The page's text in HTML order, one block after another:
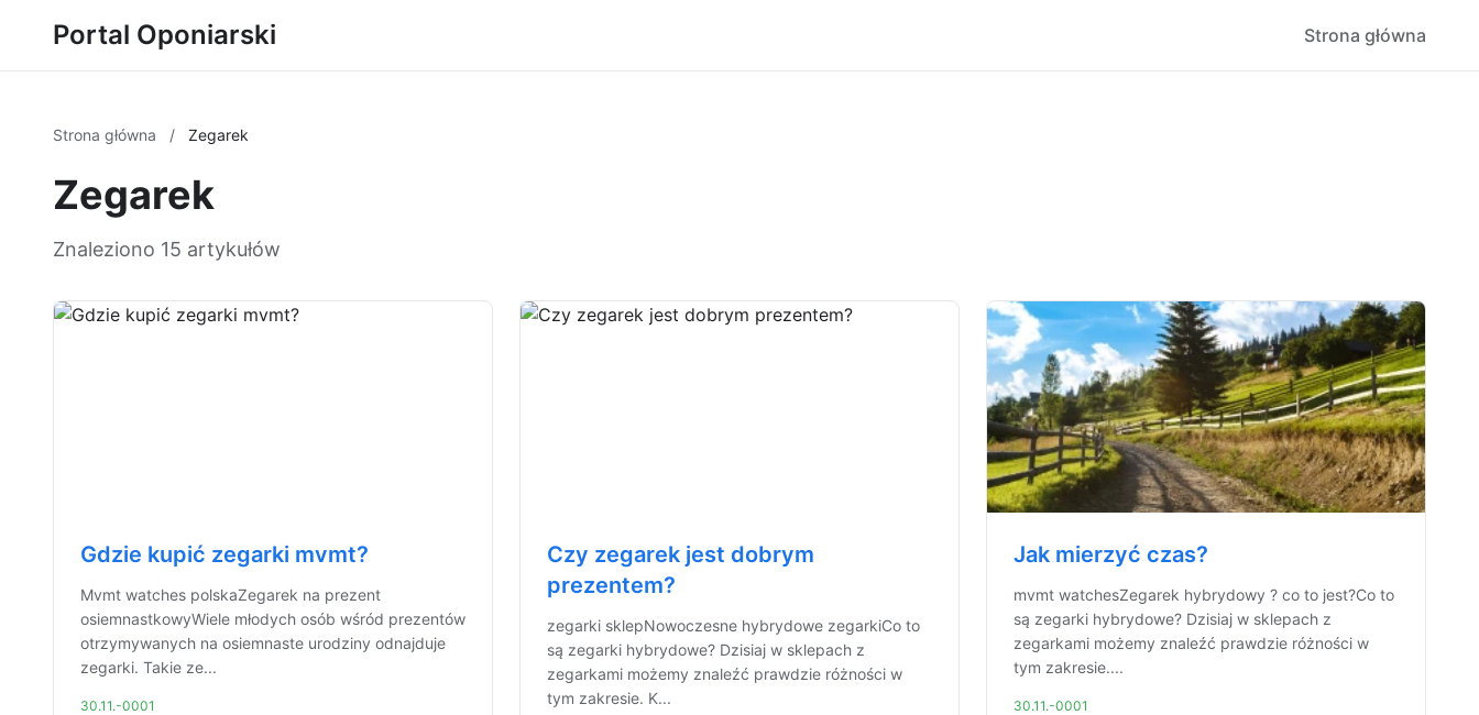
Portal Oponiarski Strona główna
Strona główna / Zegarek
Zegarek
Znaleziono 15 artykułów
Gdzie kupić zegarki mvmt?
Mvmt watches polskaZegarek na prezent
osiemnastkowyWiele młodych osób wśród prezentów
otrzymywanych na osiemnaste urodziny odnajduje
zegarki. Takie ze...
30.11.-0001
Czy zegarek jest dobrym
prezentem?
zegarki sklepNowoczesne hybrydowe zegarkiCo to
są zegarki hybrydowe? Dzisiaj w sklepach z
zegarkami możemy znaleźć prawdzie różności w
tym zakresie. K...
Jak mierzyć czas?
mvmt watchesZegarek hybrydowy ? co to jest?Co to
są zegarki hybrydowe? Dzisiaj w sklepach z
zegarkami możemy znaleźć prawdzie różności w
tym zakresie....
30.11.-0001